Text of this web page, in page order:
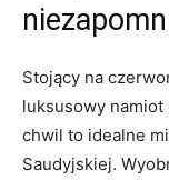
Stojący na
luksusowy namiot
⁢chwil to idealne
Saudyjskiej.